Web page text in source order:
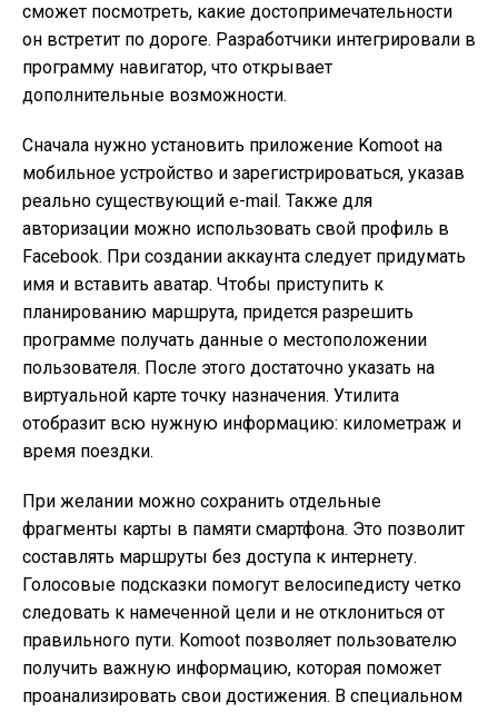
сможет посмотреть, какие достопримечательности
он встретит по дороге. Разработчики интегрировали в
программу навигатор, что открывает
дополнительные возможности.
Сначала нужно установить приложение Komoot на
мобильное устройство и зарегистрироваться, указав
реально существующий e-mail. Также для
авторизации можно использовать свой профиль в
Facebook. При создании аккаунта следует придумать
имя и вставить аватар. Чтобы приступить к
планированию маршрута, придется разрешить
программе получать данные о местоположении
пользователя. После этого достаточно указать на
виртуальной карте точку назначения. Утилита
отобразит всю нужную информацию: километраж и
время поездки.
При желании можно сохранить отдельные
фрагменты карты в памяти смартфона. Это позволит
составлять маршруты без доступа к интернету.
Голосовые подсказки помогут велосипедисту четко
следовать к намеченной цели и не отклониться от
правильного пути. Komoot позволяет пользователю
получить важную информацию, которая поможет
проанализировать свои достижения. В специальном